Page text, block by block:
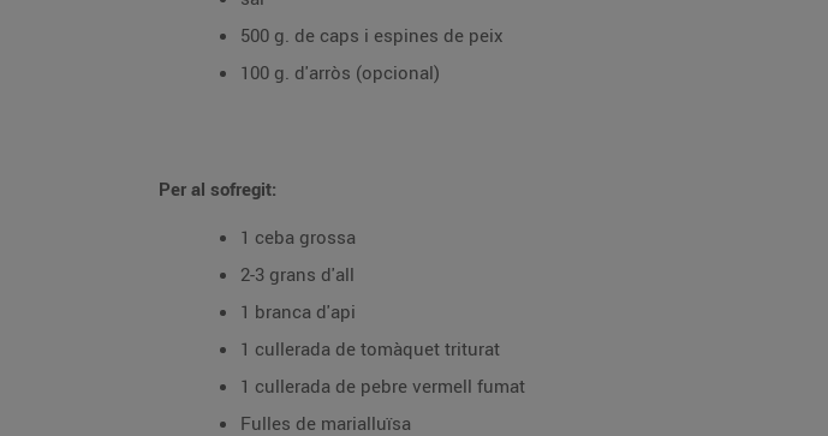
500 g. de caps i espines de peix
100 g. d'arròs (opcional)
Per al sofregit:
1 ceba grossa
2-3 grans d'all
1 branca d'api
1 cullerada de tomàquet triturat
1 cullerada de pebre vermell fumat
Fulles de marialluïsa